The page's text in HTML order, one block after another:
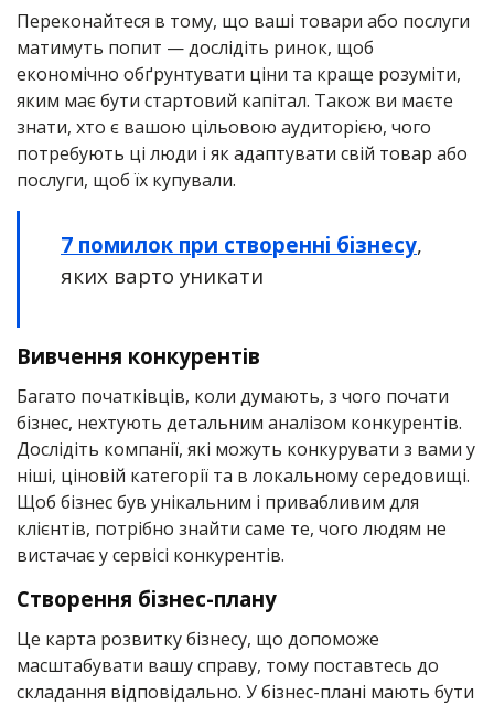
Переконайтеся в тому, що ваші товари або послуги
матимуть попит — дослідіть ринок, щоб
економічно обґрунтувати ціни та краще розуміти,
яким має бути стартовий капітал. Також ви маєте
знати, хто є вашою цільовою аудиторією, чого
потребують ці люди і як адаптувати свій товар або
послуги, щоб їх купували.
7 помилок при створенні бізнесу,
яких варто уникати
Вивчення конкурентів
Багато початківців, коли думають, з чого почати
бізнес, нехтують детальним аналізом конкурентів.
Дослідіть компанії, які можуть конкурувати з вами у
ніші, ціновій категорії та в локальному середовищі.
Щоб бізнес був унікальним і привабливим для
клієнтів, потрібно знайти саме те, чого людям не
вистачає у сервісі конкурентів.
Створення бізнес-плану
Це карта розвитку бізнесу, що допоможе
масштабувати вашу справу, тому поставтесь до
складання відповідально. У бізнес-плані мають бути